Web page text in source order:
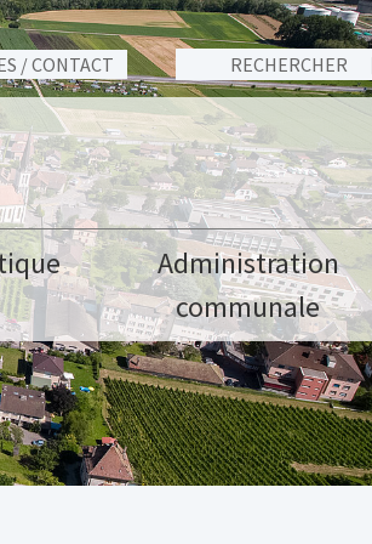
/ CONTACT
Administration
communale